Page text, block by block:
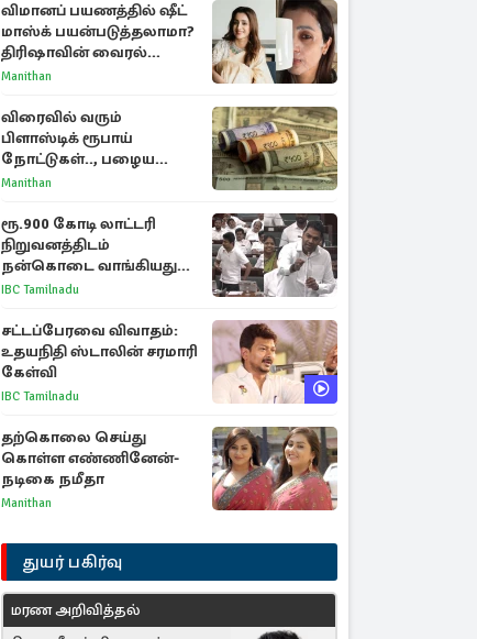
விமானப் பயணத்தில் ஷீட்
மாஸ்க் பயன்படுத்தலாமா?
திரிஷாவின் வைரல்
செல்ஃபிக்கு மருத்துவர்
Manithan
விரைவில் வரும்
பிளாஸ்டிக் ரூபாய்
நோட்டுகள்.., பழைய
காகித நோட்டுகள்
Manithan
ரூ.900 கோடி லாட்டரி
நிறுவனத்திடம்
நன்கொடை வாங்கியது
ஏன்? உதயநிதி - ஆதவ்
IBC Tamilnadu
சட்டப்பேரவை விவாதம்:
உதயநிதி ஸ்டாலின் சரமாரி
கேள்வி
IBC Tamilnadu
தற்கொலை செய்து
கொள்ள எண்ணினேன்-
நடிகை நமீதா
Manithan
துயர் பகிர்வு
மரண அறிவித்தல்